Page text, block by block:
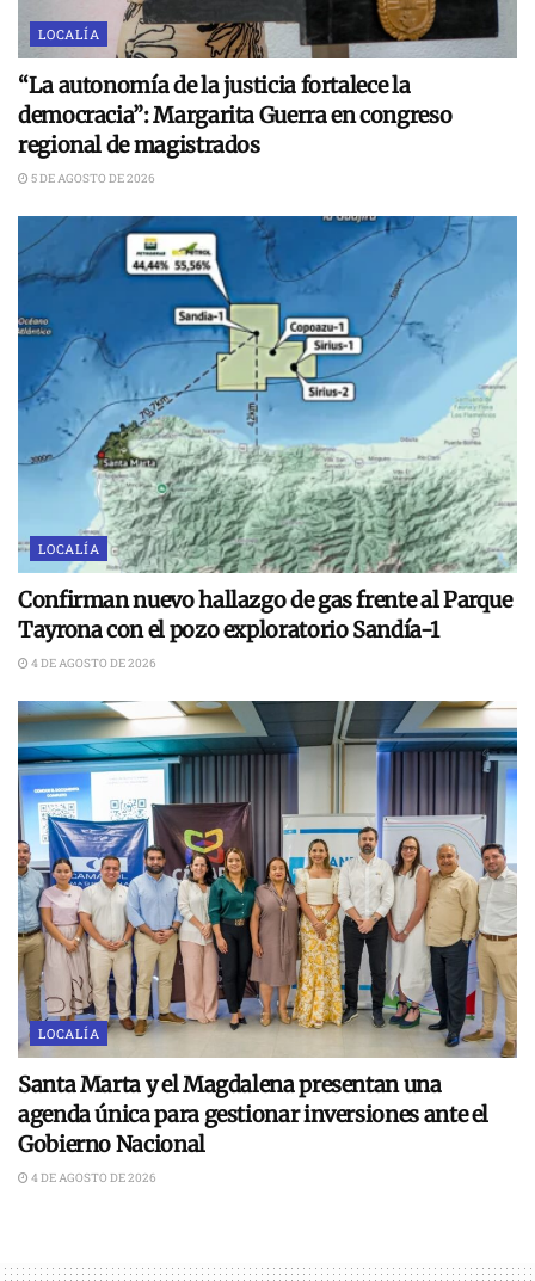
LOCALÍA
“La autonomía de la justicia fortalece la
democracia”: Margarita Guerra en congreso
regional de magistrados
5 DE AGOSTO DE 2026
LOCALÍA
Confirman nuevo hallazgo de gas frente al Parque
Tayrona con el pozo exploratorio Sandía-1
4 DE AGOSTO DE 2026
LOCALÍA
Santa Marta y el Magdalena presentan una
agenda única para gestionar inversiones ante el
Gobierno Nacional
4 DE AGOSTO DE 2026